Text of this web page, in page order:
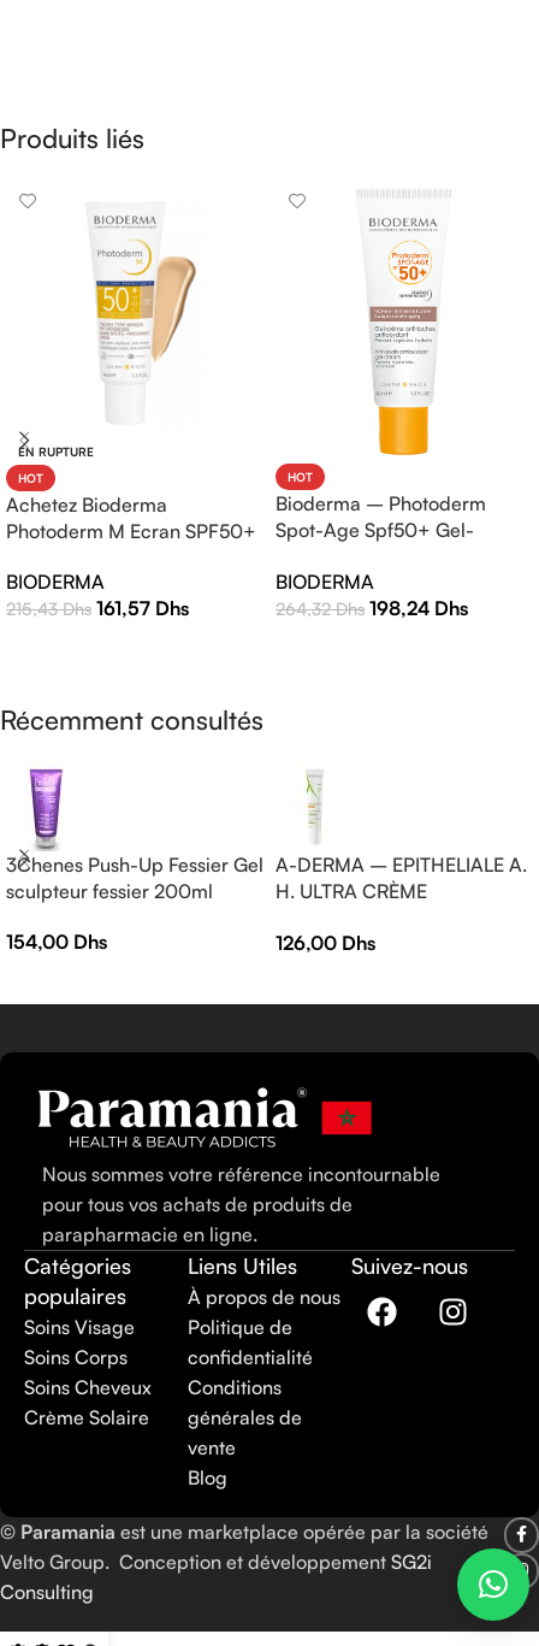
Produits liés
EN RUPTURE
HOT
Achetez Bioderma
Photoderm M Ecran SPF50+
Protection Solaire Haute
Efficacité
BIODERMA
215,43Dhs 161,57 Dhs
HOT
Bioderma – Photoderm
Spot-Age Spf50+ Gel-
BIODERMA
264,32Dhs 198,24 Dhs
Récemment consultés
3Chenes Push-Up Fessier Gel
sculpteur fessier 200ml
154,00 Dhs
A-DERMA – EPITHELIALE A.
H. ULTRA CRÈME
— Crème réparatrice —
126,00 Dhs
Nous sommes votre référence incontournable
pour tous vos achats de produits de
parapharmacie en ligne.
Catégories
populaires
Soins Visage
Soins Corps
Soins Cheveux
Crème Solaire
Liens Utiles
À propos de nous
Politique de
confidentialité
Conditions
générales de
vente
Blog
Suivez-nous
© Paramania est une marketplace opérée par la société
Velto Group. Conception et développement SG2i
Consulting